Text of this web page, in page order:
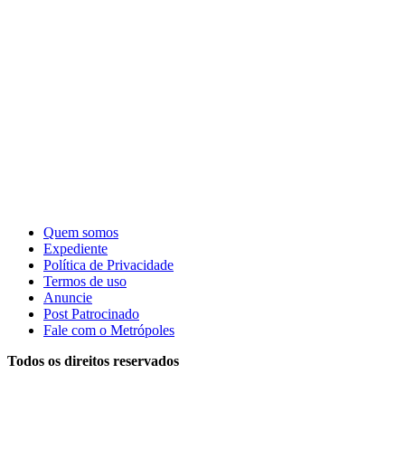
Quem somos
Expediente
Política de Privacidade
Termos de uso
Anuncie
Post Patrocinado
Fale com o Metrópoles
Todos os direitos reservados